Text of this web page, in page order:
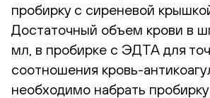
пробирку с сиреневой
Достаточный объем крови в
мл, в пробирке с ЭДТА для
соотношения кровь-
необходимо набрать